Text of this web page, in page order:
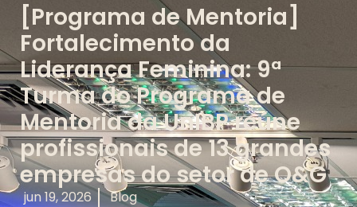
[Programa de Mentoria]
Fortalecimento da
Liderança Feminina: 9ª
Turma do Programa de
Mentoria da UnIBP reúne
profissionais de 13 grandes
empresas do setor de O&G
jun 19, 2026 Blog